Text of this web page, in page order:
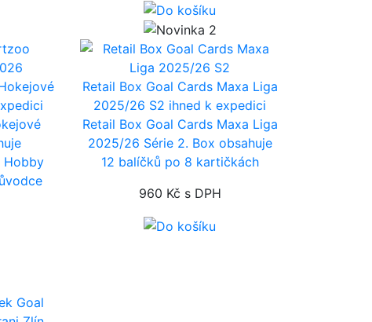
Hobby
Retail Box Goal Cards Maxa Liga
2025/26 S2 ihned k expedici
Retail Box Goal Cards Maxa Liga
2025/26 Série 2. Box obsahuje
12 balíčků po 8 kartičkách
960 Kč s DPH